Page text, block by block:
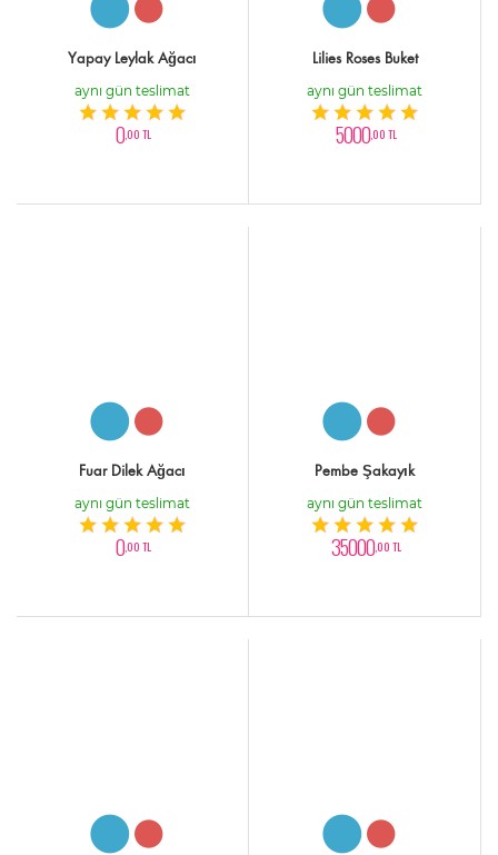
Yapay Leylak Ağacı
aynı gün teslimat
0,00 TL
Lilies Roses Buket
aynı gün teslimat
5000,00 TL
Fuar Dilek Ağacı
aynı gün teslimat
0,00 TL
Pembe Şakayık
aynı gün teslimat
35000,00 TL